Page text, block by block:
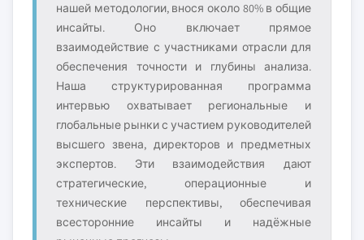
нашей методологии, внося около 80% в общие
инсайты. Оно включает прямое
взаимодействие с участниками отрасли для
обеспечения точности и глубины анализа.
Наша структурированная программа
интервью охватывает региональные и
глобальные рынки с участием руководителей
высшего звена, директоров и предметных
экспертов. Эти взаимодействия дают
стратегические, операционные и
технические перспективы, обеспечивая
всесторонние инсайты и надёжные